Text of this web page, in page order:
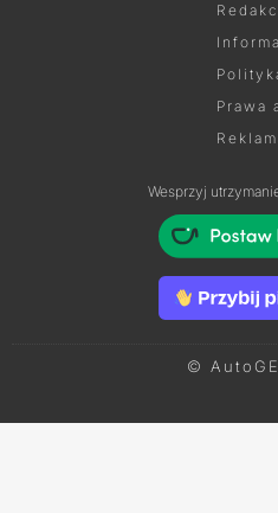
Prawa
Wesprzyj
©